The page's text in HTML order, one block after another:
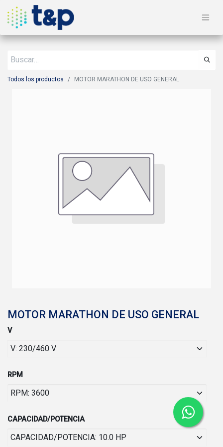
Todos los productos MOTOR MARATHON DE USO GENERAL
MOTOR MARATHON DE USO GENERAL
V
RPM
CAPACIDAD/POTENCIA